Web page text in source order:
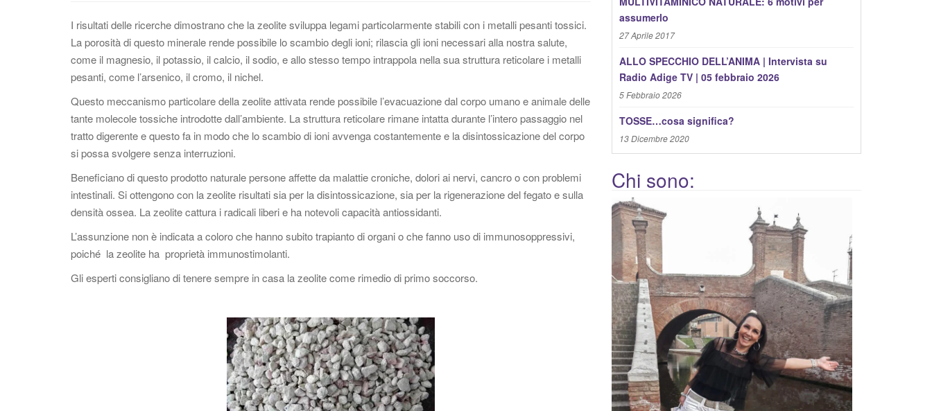
I risultati delle ricerche dimostrano che la zeolite sviluppa legami particolarmente stabili con i metalli pesanti tossici.
La porosità di questo minerale rende possibile lo scambio degli ioni; rilascia gli ioni necessari alla nostra salute,
come il magnesio, il potassio, il calcio, il sodio, e allo stesso tempo intrappola nella sua struttura reticolare i metalli
pesanti, come l’arsenico, il cromo, il nichel.
Questo meccanismo particolare della zeolite attivata rende possibile l’evacuazione dal corpo umano e animale delle
tante molecole tossiche introdotte dall’ambiente. La struttura reticolare rimane intatta durante l’intero passaggio nel
tratto digerente e questo fa in modo che lo scambio di ioni avvenga costantemente e la disintossicazione del corpo
si possa svolgere senza interruzioni.
Beneficiano di questo prodotto naturale persone affette da malattie croniche, dolori ai nervi, cancro o con problemi
intestinali. Si ottengono con la zeolite risultati sia per la disintossicazione, sia per la rigenerazione del fegato e sulla
densità ossea. La zeolite cattura i radicali liberi e ha notevoli capacità antiossidanti.
L’assunzione non è indicata a coloro che hanno subito trapianto di organi o che fanno uso di immunosoppressivi,
poiché la zeolite ha proprietà immunostimolanti.
Gli esperti consigliano di tenere sempre in casa la zeolite come rimedio di primo soccorso.
assumerlo
27 Aprile 2017
ALLO SPECCHIO DELL’ANIMA | Intervista su
Radio Adige TV | 05 febbraio 2026
5 Febbraio 2026
TOSSE…cosa significa?
13 Dicembre 2020
Chi sono: